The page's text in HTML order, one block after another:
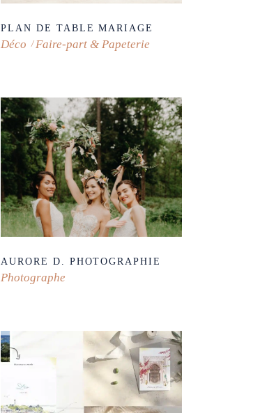
PLAN DE TABLE MARIAGE
Déco Faire-part & Papeterie
AURORE D. PHOTOGRAPHIE
Photographe